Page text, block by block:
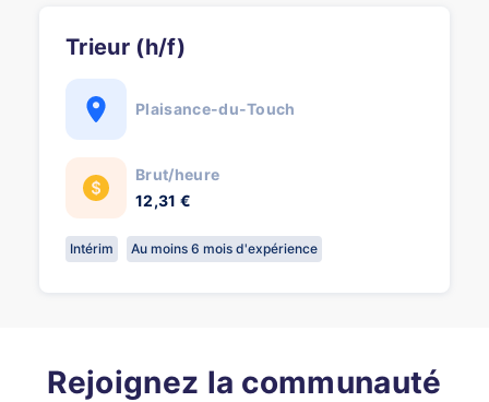
Trieur (h/f)
Plaisance-du-Touch
Brut/heure
12,31 €
Intérim Au moins 6 mois d'expérience
Rejoignez la communauté